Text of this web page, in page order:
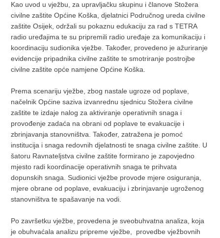
Kao uvod u vježbu, za upravljačku skupinu i članove Stožera
civilne zaštite Općine Koška, djelatnici Područnog ureda civilne
zaštite Osijek, održali su pokaznu edukaciju za rad s TETRA
radio uređajima te su pripremili radio uređaje za komunikaciju i
koordinaciju sudionika vježbe. Također, provedeno je ažuriranje
evidencije pripadnika civilne zaštite te smotriranje postrojbe
civilne zaštite opće namjene Općine Koška.
Prema scenariju vježbe, zbog nastale ugroze od poplave,
načelnik Općine saziva izvanrednu sjednicu Stožera civilne
zaštite te izdaje nalog za aktiviranje operativnih snaga i
provođenje zadaća na obrani od poplave te evakuacije i
zbrinjavanja stanovništva. Također, zatražena je pomoć
institucija i snaga redovnih djelatnosti te snaga civilne zaštite. U
šatoru Ravnateljstva civilne zaštite formirano je zapovjedno
mjesto radi koordinacije operativnih snaga te prihvata
dopunskih snaga. Sudionici vježbe provode mjere osiguranja,
mjere obrane od poplave, evakuaciju i zbrinjavanje ugroženog
stanovništva te spašavanje na vodi.
Po završetku vježbe, provedena je sveobuhvatna analiza, koja
je obuhvaćala analizu pripreme vježbe, provedbe vježbovnih